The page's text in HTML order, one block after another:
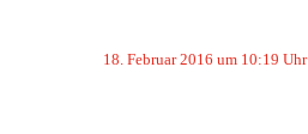
18. Februar 2016 um 10:19 Uhr